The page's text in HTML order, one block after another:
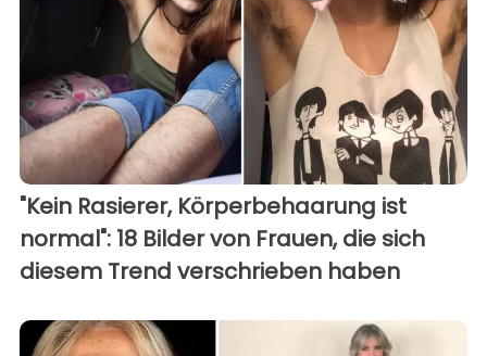
"Kein Rasierer, Körperbehaarung ist
normal": 18 Bilder von Frauen, die sich
diesem Trend verschrieben haben